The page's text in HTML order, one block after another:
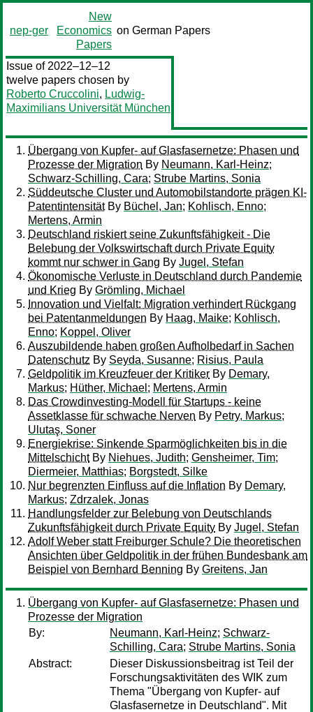
nep-ger
New
Economics
Papers
on German Papers
Issue of 2022–12–12
twelve papers chosen by
Roberto Cruccolini, Ludwig-
Maximilians Universität München
Übergang von Kupfer- auf Glasfasernetze: Phasen und
Prozesse der Migration By Neumann, Karl-Heinz;
Schwarz-Schilling, Cara; Strube Martins, Sonia
Süddeutsche Cluster und Automobilstandorte prägen KI-
PatentintensitätBy Büchel, Jan; Kohlisch, Enno;
Mertens, Armin
Deutschland riskiert seine Zukunftsfähigkeit - Die
Belebung der Volkswirtschaft durch Private Equity
kommt nur schwer in Gang By Jugel, Stefan
Ökonomische Verluste in Deutschland durch Pandemie
und Krieg By Grömling, Michael
Innovation und Vielfalt: Migration verhindert Rückgang
bei Patentanmeldungen By Haag, Maike; Kohlisch,
Enno; Koppel, Oliver
Auszubildende haben großen Aufholbedarf in Sachen
Datenschutz By Seyda, Susanne; Risius, Paula
Geldpolitik im Kreuzfeuer der Kritiker By Demary,
Markus; Hüther, Michael ; Mertens, Armin
Das Crowdinvesting-Modell für Startups - keine
Assetklasse für schwache Nerven By Petry, Markus;
Ulutaş, Soner
Energiekrise: Sinkende Sparmöglichkeiten bis in die
MittelschichtBy Niehues, Judith; Gensheimer, Tim;
Diermeier, Matthias; Borgstedt, Silke
Nur begrenzten Einfluss auf die Inflation By Demary,
Markus; Zdrzalek, Jonas
Handlungsfelder zur Belebung von Deutschlands
Zukunftsfähigkeit durch Private Equity By Jugel, Stefan
Adolf Weber statt Freiburger Schule? Die theoretischen
Ansichten über Geldpolitik in der frühen Bundesbank am
Beispiel von Bernhard Benning By Greitens, Jan
Übergang von Kupfer- auf Glasfasernetze: Phasen und
Prozesse der Migration
By:
Neumann, Karl-Heinz; Schwarz-
Schilling, Cara; Strube Martins, Sonia
Abstract:
Dieser Diskussionsbeitrag ist Teil der
Forschungsaktivitäten des WIK zum
Thema "Übergang von Kupfer- auf
Glasfasernetze in Deutschland". Mit